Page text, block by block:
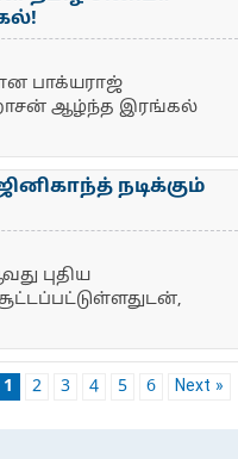
பாக்யராஜ்
ஆழ்ந்த இரங்கல்
நடிக்கும்
புதிய
1 2 3 4 5 6 Next »